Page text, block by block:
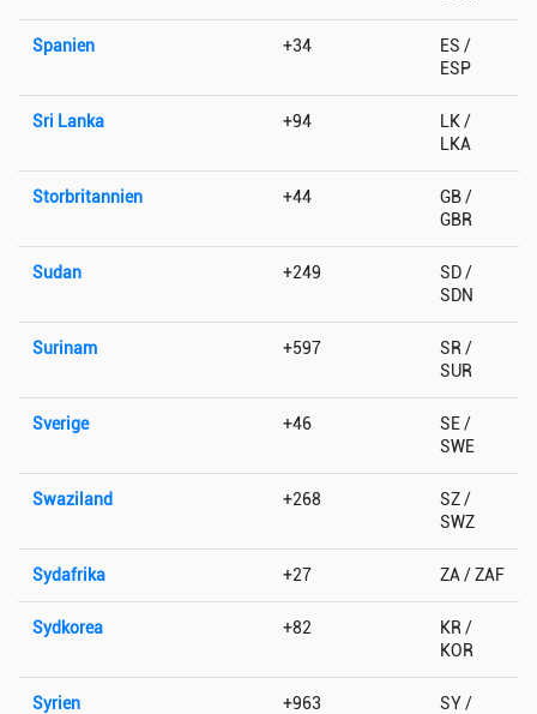
Spanien +34
ES /
ESP
Sri Lanka +94
LK /
LKA
Storbritannien +44
GB /
GBR
Sudan +249
SD /
SDN
Surinam +597
SR /
SUR
Sverige +46
SE /
SWE
Swaziland +268
SZ /
SWZ
Sydafrika +27 ZA / ZAF
Sydkorea +82
KR /
KOR
Syrien +963
SY /